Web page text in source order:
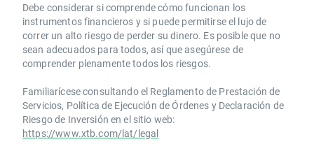
Debe considerar si comprende cómo funcionan los
instrumentos financieros y si puede permitirse el lujo de
correr un alto riesgo de perder su dinero. Es posible que no
sean adecuados para todos, así que asegúrese de
comprender plenamente todos los riesgos.
Familiarícese consultando el Reglamento de Prestación de
Servicios, Política de Ejecución de Órdenes y Declaración de
Riesgo de Inversión en el sitio web:
https://www.xtb.com/lat/legal